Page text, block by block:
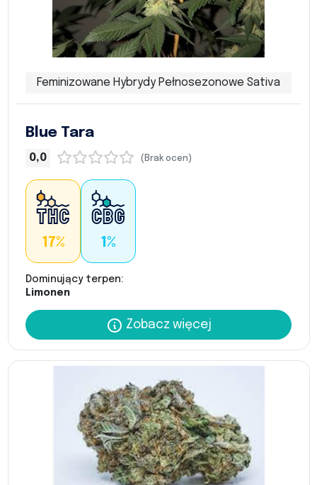
Feminizowane Hybrydy Pełnosezonowe Sativa
Blue Tara
0,0 (Brak ocen)
17% 1%
Dominujący terpen:
Limonen
Zobacz więcej